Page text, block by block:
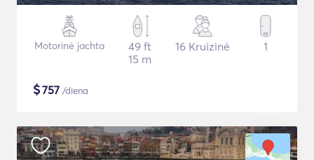
Motorinė jachta
49 ft
15 m
16 Kruizinė 1
$757 /diena